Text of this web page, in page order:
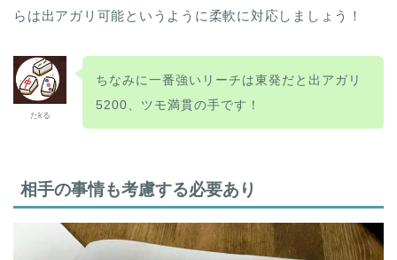
らは出アガリ可能というように柔軟に対応しましょう！
たkる
ちなみに一番強いリーチは東発だと出アガリ
5200、ツモ満貫の手です！
相手の事情も考慮する必要あり